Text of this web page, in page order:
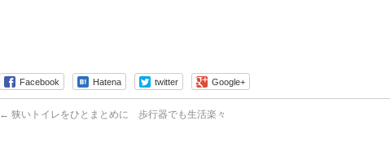
Facebook Hatena twitter Google+
← 狭いトイレをひとまとめに 歩行器でも生活楽々